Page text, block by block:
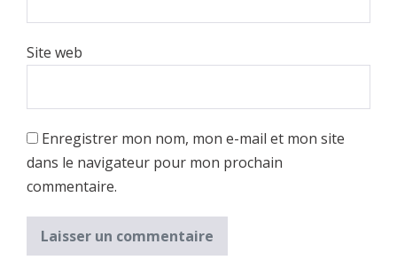
Site web
Enregistrer mon nom, mon e-mail et mon site
dans le navigateur pour mon prochain
commentaire.